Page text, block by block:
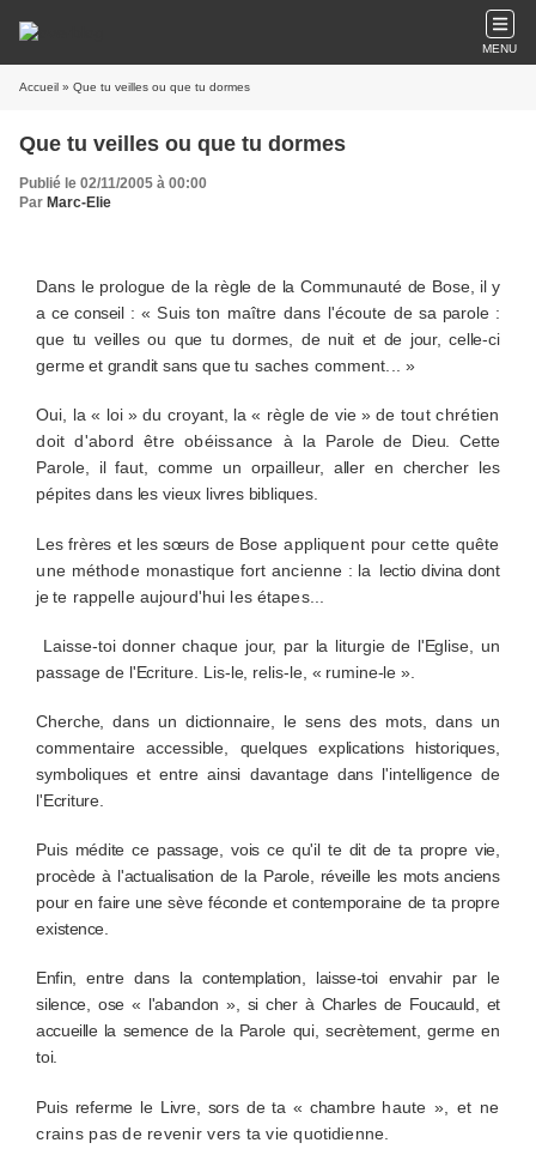
MENU
Accueil » Que tu veilles ou que tu dormes
Que tu veilles ou que tu dormes
Publié le 02/11/2005 à 00:00
Par Marc-Elie
Dans le prologue de la règle de la Communauté de Bose, il y
a ce conseil : « Suis ton maître dans l'écoute de sa parole :
que tu veilles ou que tu dormes, de nuit et de jour, celle-ci
germe et grandit sans quetu saches comment... »
Oui, la « loi » du croyant, la « règle de vie » de tout chrétien
doit d'abord être obéissance à la Parole de Dieu. Cette
Parole, il faut, comme un orpailleur, aller en chercher les
pépites dans lesvieux livres bibliques.
Les frères et les sœurs de Bose appliquent pour cette quête
une méthode monastique fort ancienne : la lectio divina dont
jete rappelle aujourd'hui les étapes...
Laisse-toi donner chaque jour, par la liturgie de l'Eglise, un
passage de l'Ecriture. Lis-le, relis-le, « rumine-le ».
Cherche, dans un dictionnaire, lesens des mots, dans un
commentaire accessible, quelques explications historiques,
symboliqueset entre ainsi davantage dans l'intelligence de
l'Ecriture.
Puis médite ce passage, vois ce qu'il te dit de ta propre vie,
procède à l'actualisation de la Parole, réveille les mots anciens
pour en faire unesève féconde et contemporaine de ta propre
exis­tence.
Enfin, entre dans la contemplation, laisse-toi envahir par le
silence, ose « l'abandon », si cher à Charles de Foucauld, et
accueille la semence de la Parole qui, secrètement, germe en
toi.
Puis referme le Livre, sors de ta « chambre haute », et ne
crains pas de revenir vers ta viequotidienne.